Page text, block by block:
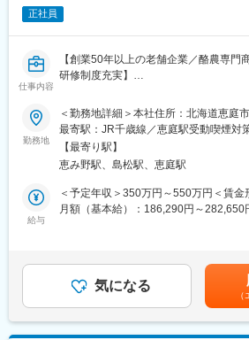
正社員
仕事内容
【創業50年以上の老舗企業／酪農専門
研修制度充実】
酪農向け機械の専門輸入商社である当
多くの機械や製品の導入しております
て、各拠点の営業・技術のサポート業
◆業務詳細：
(1)お客様及び社員への技術的サポート
(2)新規工事立会い
＊現時点での英語力は不問です／英
(6)セールスマーケティング業務
勤務地
＜勤務地詳細＞本社住所：北海道恵庭
最寄駅：JR千歳線／恵庭駅受動喫煙対
囲：会社の定める事業所
【最寄り駅】
恵み野駅、島松駅、恵庭駅
給与
＜予定年収＞350万円～550万円＜賃金
月額（基本給）：186,290円～282,650
詳細は、経験・年齢を考慮の上、当社
記月給に加え、社内規定により対象者
給します。■昇給：あり（1,000円～
（業績による）昨年度実績 平均5.4か
月）賃金はあくまでも目安の金額であ
気になる